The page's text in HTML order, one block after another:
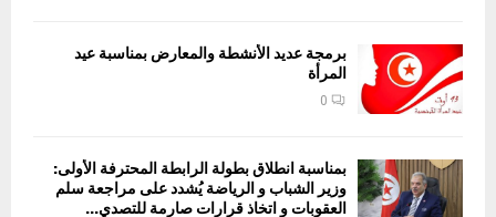
برمجة عديد الأنشطة والمعارض بمناسبة عيد
المرأة
0
بمناسبة انطلاق بطولة الرابطة المحترفة الأولى:
وزير الشباب و الرياضة يُشدد على مراجعة سلم
العقوبات و اتخاذ قرارات صارمة للتصدي...